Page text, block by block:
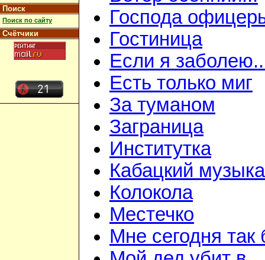
Поиск
Поиск по сайту
Счётчики
Господа
Гостиница
Если я
Есть только миг
За туманом
Заграница
Институтка
Кабацкий
Колокола
Местечко
Мне сегодня так